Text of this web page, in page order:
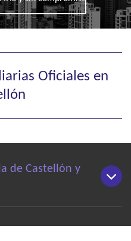
Oficiales en
de Castellón y